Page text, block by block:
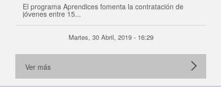
El programa Aprendices fomenta la contratación de
jóvenes entre 15...
Martes, 30 Abril, 2019 - 16:29
Ver más